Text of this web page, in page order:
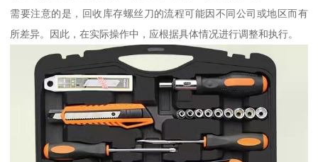
需要注意的是，回收库存螺丝刀的流程可能因不同公司或地区而有
所差异。因此，在实际操作中，应根据具体情况进行调整和执行。